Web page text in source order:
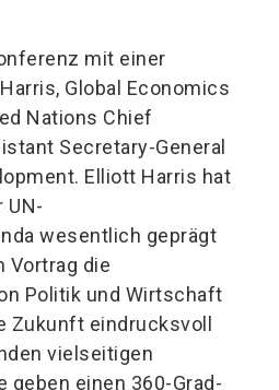
mit einer
Global Economics
Nations Chief
Secretary-General
Elliott Harris hat
UN-
wesentlich geprägt
Vortrag die
Politik und Wirtschaft
Zukunft eindrucksvoll
vielseitigen
geben einen 360-Grad-